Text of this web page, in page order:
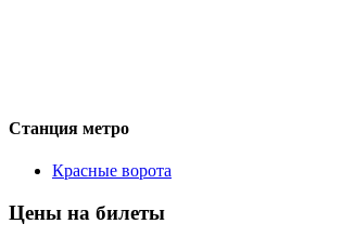
Станция метро
Красные ворота
Цены на билеты